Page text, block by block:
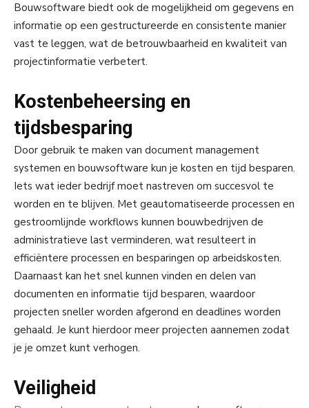
Bouwsoftware biedt ook de mogelijkheid om gegevens en
informatie op een gestructureerde en consistente manier
vast te leggen, wat de betrouwbaarheid en kwaliteit van
projectinformatie verbetert.
Kostenbeheersing en
tijdsbesparing
Door gebruik te maken van document management
systemen en bouwsoftware kun je kosten en tijd besparen.
Iets wat ieder bedrijf moet nastreven om succesvol te
worden en te blijven. Met geautomatiseerde processen en
gestroomlijnde workflows kunnen bouwbedrijven de
administratieve last verminderen, wat resulteert in
efficiëntere processen en besparingen op arbeidskosten.
Daarnaast kan het snel kunnen vinden en delen van
documenten en informatie tijd besparen, waardoor
projecten sneller worden afgerond en deadlines worden
gehaald. Je kunt hierdoor meer projecten aannemen zodat
je je omzet kunt verhogen.
Veiligheid